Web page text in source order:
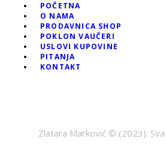
POČETNA
O NAMA
PRODAVNICA SHOP
POKLON VAUČERI
USLOVI KUPOVINE
PITANJA
KONTAKT
Zlatara Marković © (2023).